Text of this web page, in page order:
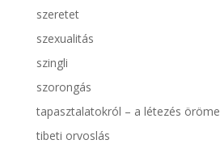
szeretet
szexualitás
szingli
szorongás
tapasztalatokról – a létezés öröme
tibeti orvoslás